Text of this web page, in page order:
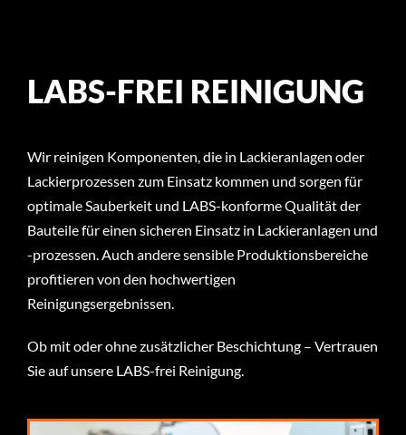
LABS-FREI REINIGUNG
Wir reinigen Komponenten, die in Lackieranlagen oder
Lackierprozessen zum Einsatz kommen und sorgen für
optimale Sauberkeit und LABS-konforme Qualität der
Bauteile für einen sicheren Einsatz in Lackieranlagen und
-prozessen. Auch andere sensible Produktionsbereiche
profitieren von den hochwertigen
Reinigungsergebnissen.
Ob mit oder ohne zusätzlicher Beschichtung – Vertrauen
Sie auf unsere LABS-frei Reinigung.